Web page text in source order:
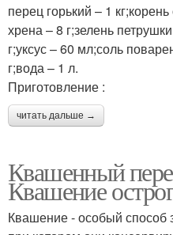
перец горький – 1
хрена – 8 г;зелень
г;уксус – 60 мл;соль
г;вода – 1 л.
Приготовление :
читать дальше →
Квашенный
Квашение
Квашение - особый способ